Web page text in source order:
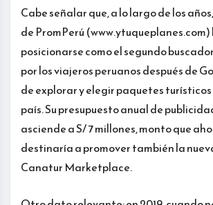
Cabe señalar que, a lo largo de los
de PromPerú
posicionarse como el segundo
por los viajeros peruanos después de
de explorar y elegir paquetes
país. Su presupuesto anual de
asciende a S/ 7 millones, monto que
destinaría a promover también la
Canatur Marketplace.